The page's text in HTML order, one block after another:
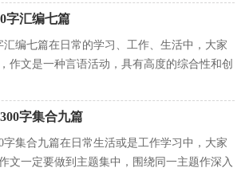
字汇编七篇
汇编七篇在日常的学习、工作、生活中，大家
作文是一种言语活动，具有高度的综合性和创
到底应如何写一篇优秀的作文呢？...
字集合九篇
字集合九篇在日常生活或是工作学习中，大家
文一定要做到主题集中，围绕同一主题作深入
主题涣散甚至无主题。写起作文来...